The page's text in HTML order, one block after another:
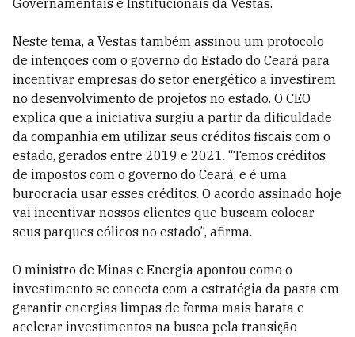
Governamentais e Institucionais da Vestas.
Neste tema, a Vestas também assinou um protocolo
de intenções com o governo do Estado do Ceará para
incentivar empresas do setor energético a investirem
no desenvolvimento de projetos no estado. O CEO
explica que a iniciativa surgiu a partir da dificuldade
da companhia em utilizar seus créditos fiscais com o
estado, gerados entre 2019 e 2021. “Temos créditos
de impostos com o governo do Ceará, e é uma
burocracia usar esses créditos. O acordo assinado hoje
vai incentivar nossos clientes que buscam colocar
seus parques eólicos no estado”, afirma.
O ministro de Minas e Energia apontou como o
investimento se conecta com a estratégia da pasta em
garantir energias limpas de forma mais barata e
acelerar investimentos na busca pela transição